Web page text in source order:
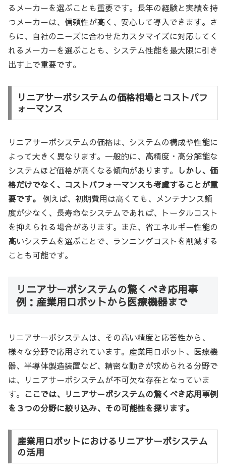
るメーカーを選ぶことも重要です。長年の経験と実績を持
つメーカーは、信頼性が高く、安心して導入できます。さ
らに、自社のニーズに合わせたカスタマイズに対応してく
れるメーカーを選ぶことも、システム性能を最大限に引き
出す上で重要です。
リニアサーボシステムの価格相場とコストパフ
ォーマンス
リニアサーボシステムの価格は、システムの構成や性能に
よって大きく異なります。一般的に、高精度・高分解能な
システムほど価格が高くなる傾向があります。
しかし、価
格だけでなく、コストパフォーマンスも考慮することが重
要です。
例えば、初期費用は高くても、メンテナンス頻
度が少なく、長寿命なシステムであれば、トータルコスト
を抑えられる場合があります。また、省エネルギー性能の
高いシステムを選ぶことで、ランニングコストを削減する
ことも可能です。
リニアサーボシステムの驚くべき応用事
例：産業用ロボットから医療機器まで
リニアサーボシステムは、その高い精度と応答性から、
様々な分野で応用されています。産業用ロボット、医療機
器、半導体製造装置など、精密な動きが求められる分野で
は、リニアサーボシステムが不可欠な存在となっていま
す。 ここでは、リニアサーボシステムの驚くべき応用事例
を３つの分野に絞り込み、その可能性を探ります。
産業用ロボットにおけるリニアサーボシステム
の活用